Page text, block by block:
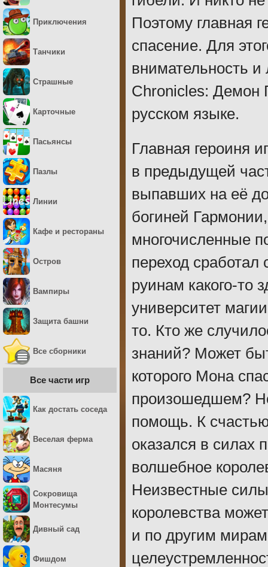
Поэтому главная
спасение. Для
внимательность и
Chronicles: Демон
русском языке.
Главная героиня
в предыдущей
выпавших на её
богиней
многочисленные
переход
руинам какого-то
университет
то. Кто же
знаний? Может
которого Мона
произошедшем?
помощь. К
оказался в силах
волшебное
Неизвестные силы
королевства
и по другим
Приключения
Танчики
Страшные
Карточные
Пасьянсы
Пазлы
Линии
Кафе и рестораны
Остров
Вампиры
Защита башни
Все сборники
Все части игр
Как достать соседа
Веселая ферма
Масяня
Сокровища
Монтесумы
Дивный сад
Фишдом